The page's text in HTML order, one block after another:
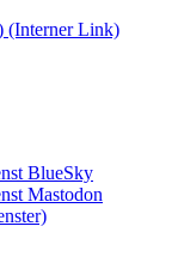
(Interner Link)
BlueSky
Mastodon